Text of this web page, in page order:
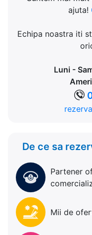
ajuta!
Echipa noastra iti
Luni -
De ce sa
Partener
Mii de